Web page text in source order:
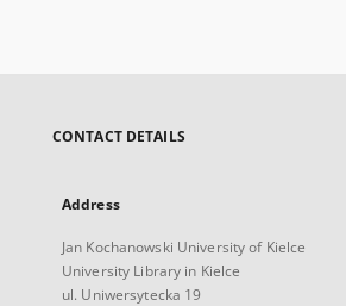
CONTACT DETAILS
Address
Jan Kochanowski University of Kielce
University Library in Kielce
ul. Uniwersytecka 19